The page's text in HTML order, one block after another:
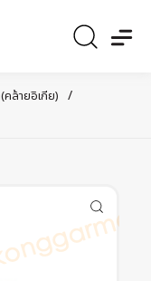
คล้ายอิเกีย) /